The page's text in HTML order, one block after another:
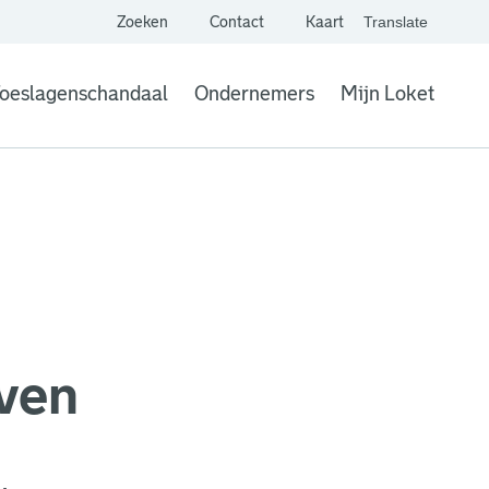
Zoeken Contact Kaart
. Link opent een
Translate
website,
Vertaal
Ondernemers Mijn Loket
. Link opent een